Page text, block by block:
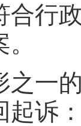
合行
一的
起诉